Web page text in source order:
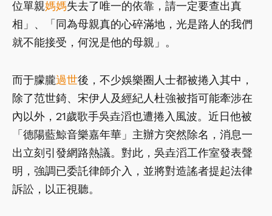
位單親媽媽失去了唯一的依靠，請一定要查出真
相」、「同為母親真的心碎滿地，光是路人的我們
就不能接受，何況是他的母親」。
而于朦朧過世後，不少娛樂圈人士都被捲入其中，
除了范世錡、宋伊人及經紀人杜強被指可能牽涉在
內以外，21歲歌手吳垚滔也遭捲入風波。近日他被
「德陽藍鯨音樂嘉年華」主辦方突然除名，消息一
出立刻引發網路熱議。對此，吳垚滔工作室發表聲
明，強調已委託律師介入，並將對造謠者提起法律
訴訟，以正視聽。